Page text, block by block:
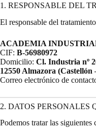
1. RESPONSABLE DEL
El responsable del
ACADEMIA
CIF: B-56980972
Domicilio: Cl. Industria nº
12550 Almazora (Castellón
Correo electrónico de
2. DATOS PERSONALES
Podemos tratar las siguientes